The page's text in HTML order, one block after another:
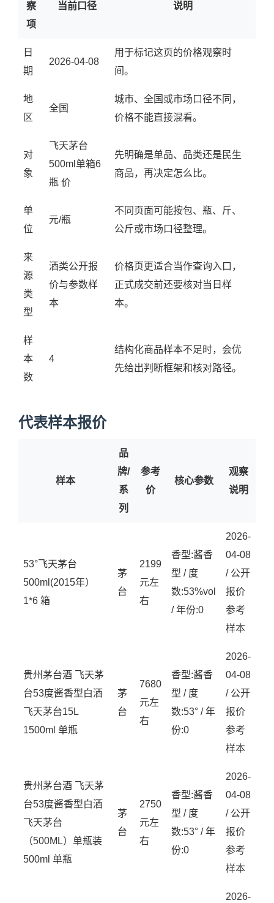
察
项
当前口径 说明
日
期
2026-04-08
用于标记这页的价格观察时
间。
地
区
全国
城市、全国或市场口径不同，
价格不能直接混看。
对
象
飞天茅台
500ml单箱6
瓶 价
先明确是单品、品类还是民生
商品，再决定怎么比。
单
位
元/瓶
不同页面可能按包、瓶、斤、
公斤或市场口径整理。
来
源
类
型
酒类公开报
价与参数样
本
价格页更适合当作查询入口，
正式成交前还要核对当日样
本。
样
本
数
4
结构化商品样本不足时，会优
先给出判断框架和核对路径。
代表样本报价
样本
品
牌/
系
列
参考
价
核心参数
观察
说明
53°飞天茅台
500ml(2015年）
1*6 箱
茅
台
2199
元左
右
香型:酱香
型 / 度
数:53%vol
/ 年份:0
2026-
04-08
/ 公开
报价
参考
样本
贵州茅台酒 飞天茅
台53度酱香型白酒
飞天茅台15L
1500ml 单瓶
茅
台
7680
元左
右
香型:酱香
型 / 度
数:53° / 年
份:0
2026-
04-08
/ 公开
报价
参考
样本
贵州茅台酒 飞天茅
台53度酱香型白酒
飞天茅台
（500ML）单瓶装
500ml 单瓶
茅
台
2750
元左
右
香型:酱香
型 / 度
数:53° / 年
份:0
2026-
04-08
/ 公开
报价
参考
样本
2026-